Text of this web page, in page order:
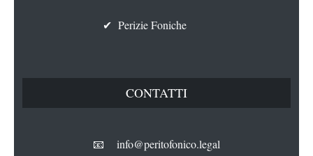
✔ Perizie Foniche
CONTATTI
📧 info@peritofonico.legal